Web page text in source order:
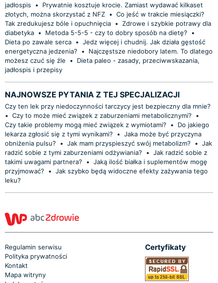
jadłospis
•
Prywatnie kosztuje krocie. Zamiast wydawać kilkaset
złotych, można skorzystać z NFZ • Co jeść w trakcie miesiączki?
Tak zredukujesz bóle i opuchnięcia • Zdrowe i szybkie potrawy dla
diabetyka • Metoda 5-5-5 - czy to dobry sposób na dietę?
•
Dieta po zawale serca • Jedz więcej i chudnij. Jak działa gęstość
energetyczna jedzenia?
•
Najczęstsze niedobory latem. To dlatego
możesz czuć się źle
•
Dieta paleo - zasady, przeciwwskazania,
jadłospis i przepisy
NAJNOWSZE PYTANIA Z TEJ SPECJALIZACJI
Czy ten lek przy niedoczynności tarczycy jest bezpieczny dla mnie?
• Czy to może mieć związek z zaburzeniami metabolicznymi?
•
Czy takie problemy mogą mieć związek z wymiotami?
•
Do jakiego
lekarza zgłosić się z tymi wynikami?
• Jaka może być przyczyna
obniżenia pulsu?
• Jak mam przyspieszyć swój metabolizm? • Jak
radzić sobie z tymi zaburzeniami odżywiania?
• Jak radzić sobie z
takimi uwagami partnera?
• Jaką ilość białka i suplementów mogę
przyjmować?
• Jak szybko będą widoczne efekty zażywania tego
leku?
Regulamin serwisu
Polityka prywatności
Kontakt
Mapa witryny
Certyfikaty